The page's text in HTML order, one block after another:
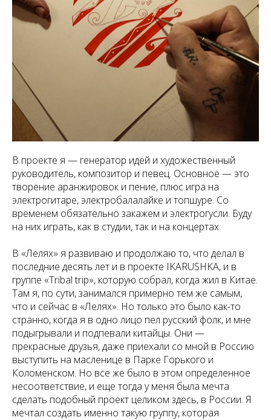
В проекте я — генератор идей и художественный
руководитель, композитор и певец. Основное — это
творение аранжировок и пение, плюс игра на
электрогитаре, электробалалайке и топшуре. Со
временем обязательно закажем и электрогусли. Буду
на них играть, как в студии, так и на концертах.
В «Лелях» я развиваю и продолжаю то, что делал в
последние десять лет и в проекте IKARUSHKA, и в
группе «Tribal trip», которую собрал, когда жил в Китае.
Там я, по сути, занимался примерно тем же самым,
что и сейчас в «Лелях». Но только это было как-то
странно, когда я в одно лицо пел русский фолк, и мне
подыгрывали и подпевали китайцы. Они —
прекрасные друзья, даже приехали со мной в Россию
выступить на масленице в Парке Горького и
Коломенском. Но все же было в этом определенное
несоответствие, и еще тогда у меня была мечта
сделать подобный проект целиком здесь, в России. Я
мечтал создать именно такую группу, которая